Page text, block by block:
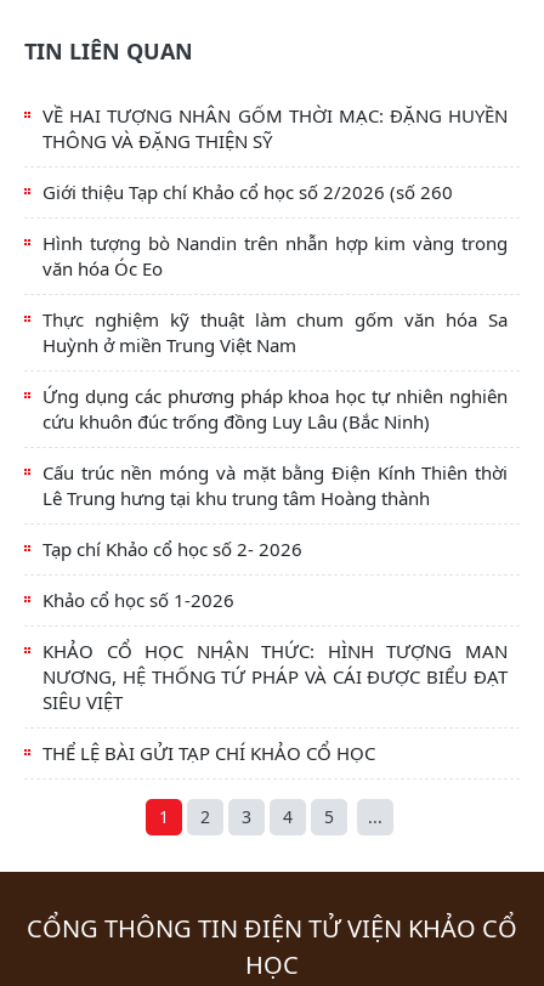
TIN LIÊN QUAN
VỀ HAI TƯỢNG NHÂN GỐM THỜI MẠC: ĐẶNG HUYỀN
THÔNG VÀ ĐẶNG THIỆN SỸ
Giới thiệu Tạp chí Khảo cổ học số 2/2026 (số 260
Hình tượng bò Nandin trên nhẫn hợp kim vàng trong
văn hóa Óc Eo
Thực nghiệm kỹ thuật làm chum gốm văn hóa Sa
Huỳnh ở miền Trung Việt Nam
Ứng dụng các phương pháp khoa học tự nhiên nghiên
cứu khuôn đúc trống đồng Luy Lâu (Bắc Ninh)
Cấu trúc nền móng và mặt bằng Điện Kính Thiên thời
Lê Trung hưng tại khu trung tâm Hoàng thành
Tạp chí Khảo cổ học số 2- 2026
Khảo cổ học số 1-2026
KHẢO CỔ HỌC NHẬN THỨC: HÌNH TƯỢNG MAN
NƯƠNG, HỆ THỐNG TỨ PHÁP VÀ CÁI ĐƯỢC BIỂU ĐẠT
SIÊU VIỆT
THỂ LỆ BÀI GỬI TẠP CHÍ KHẢO CỔ HỌC
1 2 3 4 5 ...
CỔNG THÔNG TIN ĐIỆN TỬ VIỆN KHẢO CỔ
HỌC